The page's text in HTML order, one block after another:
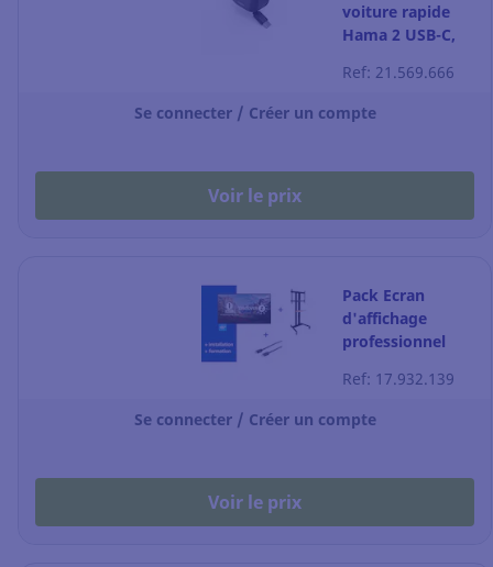
voiture rapide
Hama 2 USB-C,
extensible, 30W,
noir
Ref: 21.569.666
Se connecter / Créer un compte
Voir le prix
Pack Ecran
d'affichage
professionnel
Discover 2 65"
Ref: 17.932.139
Se connecter / Créer un compte
Voir le prix